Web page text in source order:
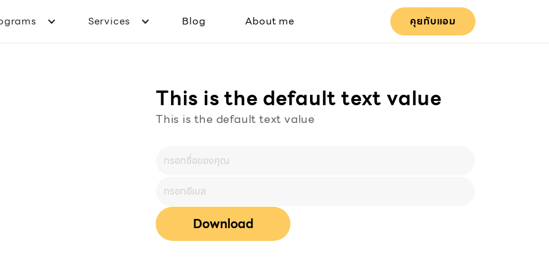
Services Blog About me คุยกับแอม
This is the default text value
This is the default text value